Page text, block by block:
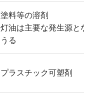
塗料等の溶剤
灯油は主要な発生源とな
うる
プラスチック可塑剤